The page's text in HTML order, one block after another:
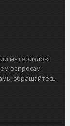
материалов,
вопросам
обращайтесь